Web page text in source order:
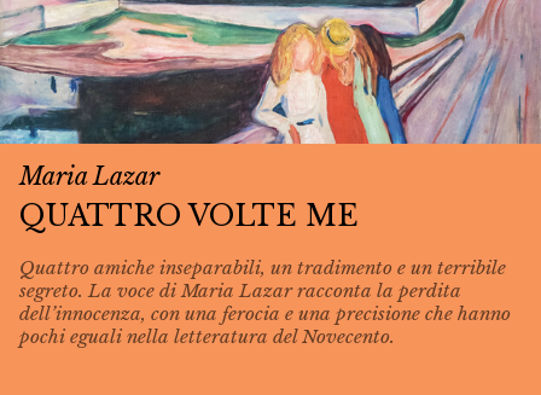
Maria Lazar
QUATTRO VOLTE ME
Quattro amiche inseparabili, un tradimento e un terribile
segreto. La voce di Maria Lazar racconta la perdita
dell’innocenza, con una ferocia e una precisione che hanno
pochi eguali nella letteratura del Novecento.